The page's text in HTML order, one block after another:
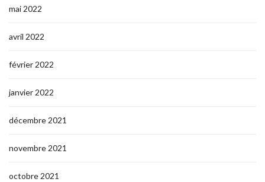
mai 2022
avril 2022
février 2022
janvier 2022
décembre 2021
novembre 2021
octobre 2021